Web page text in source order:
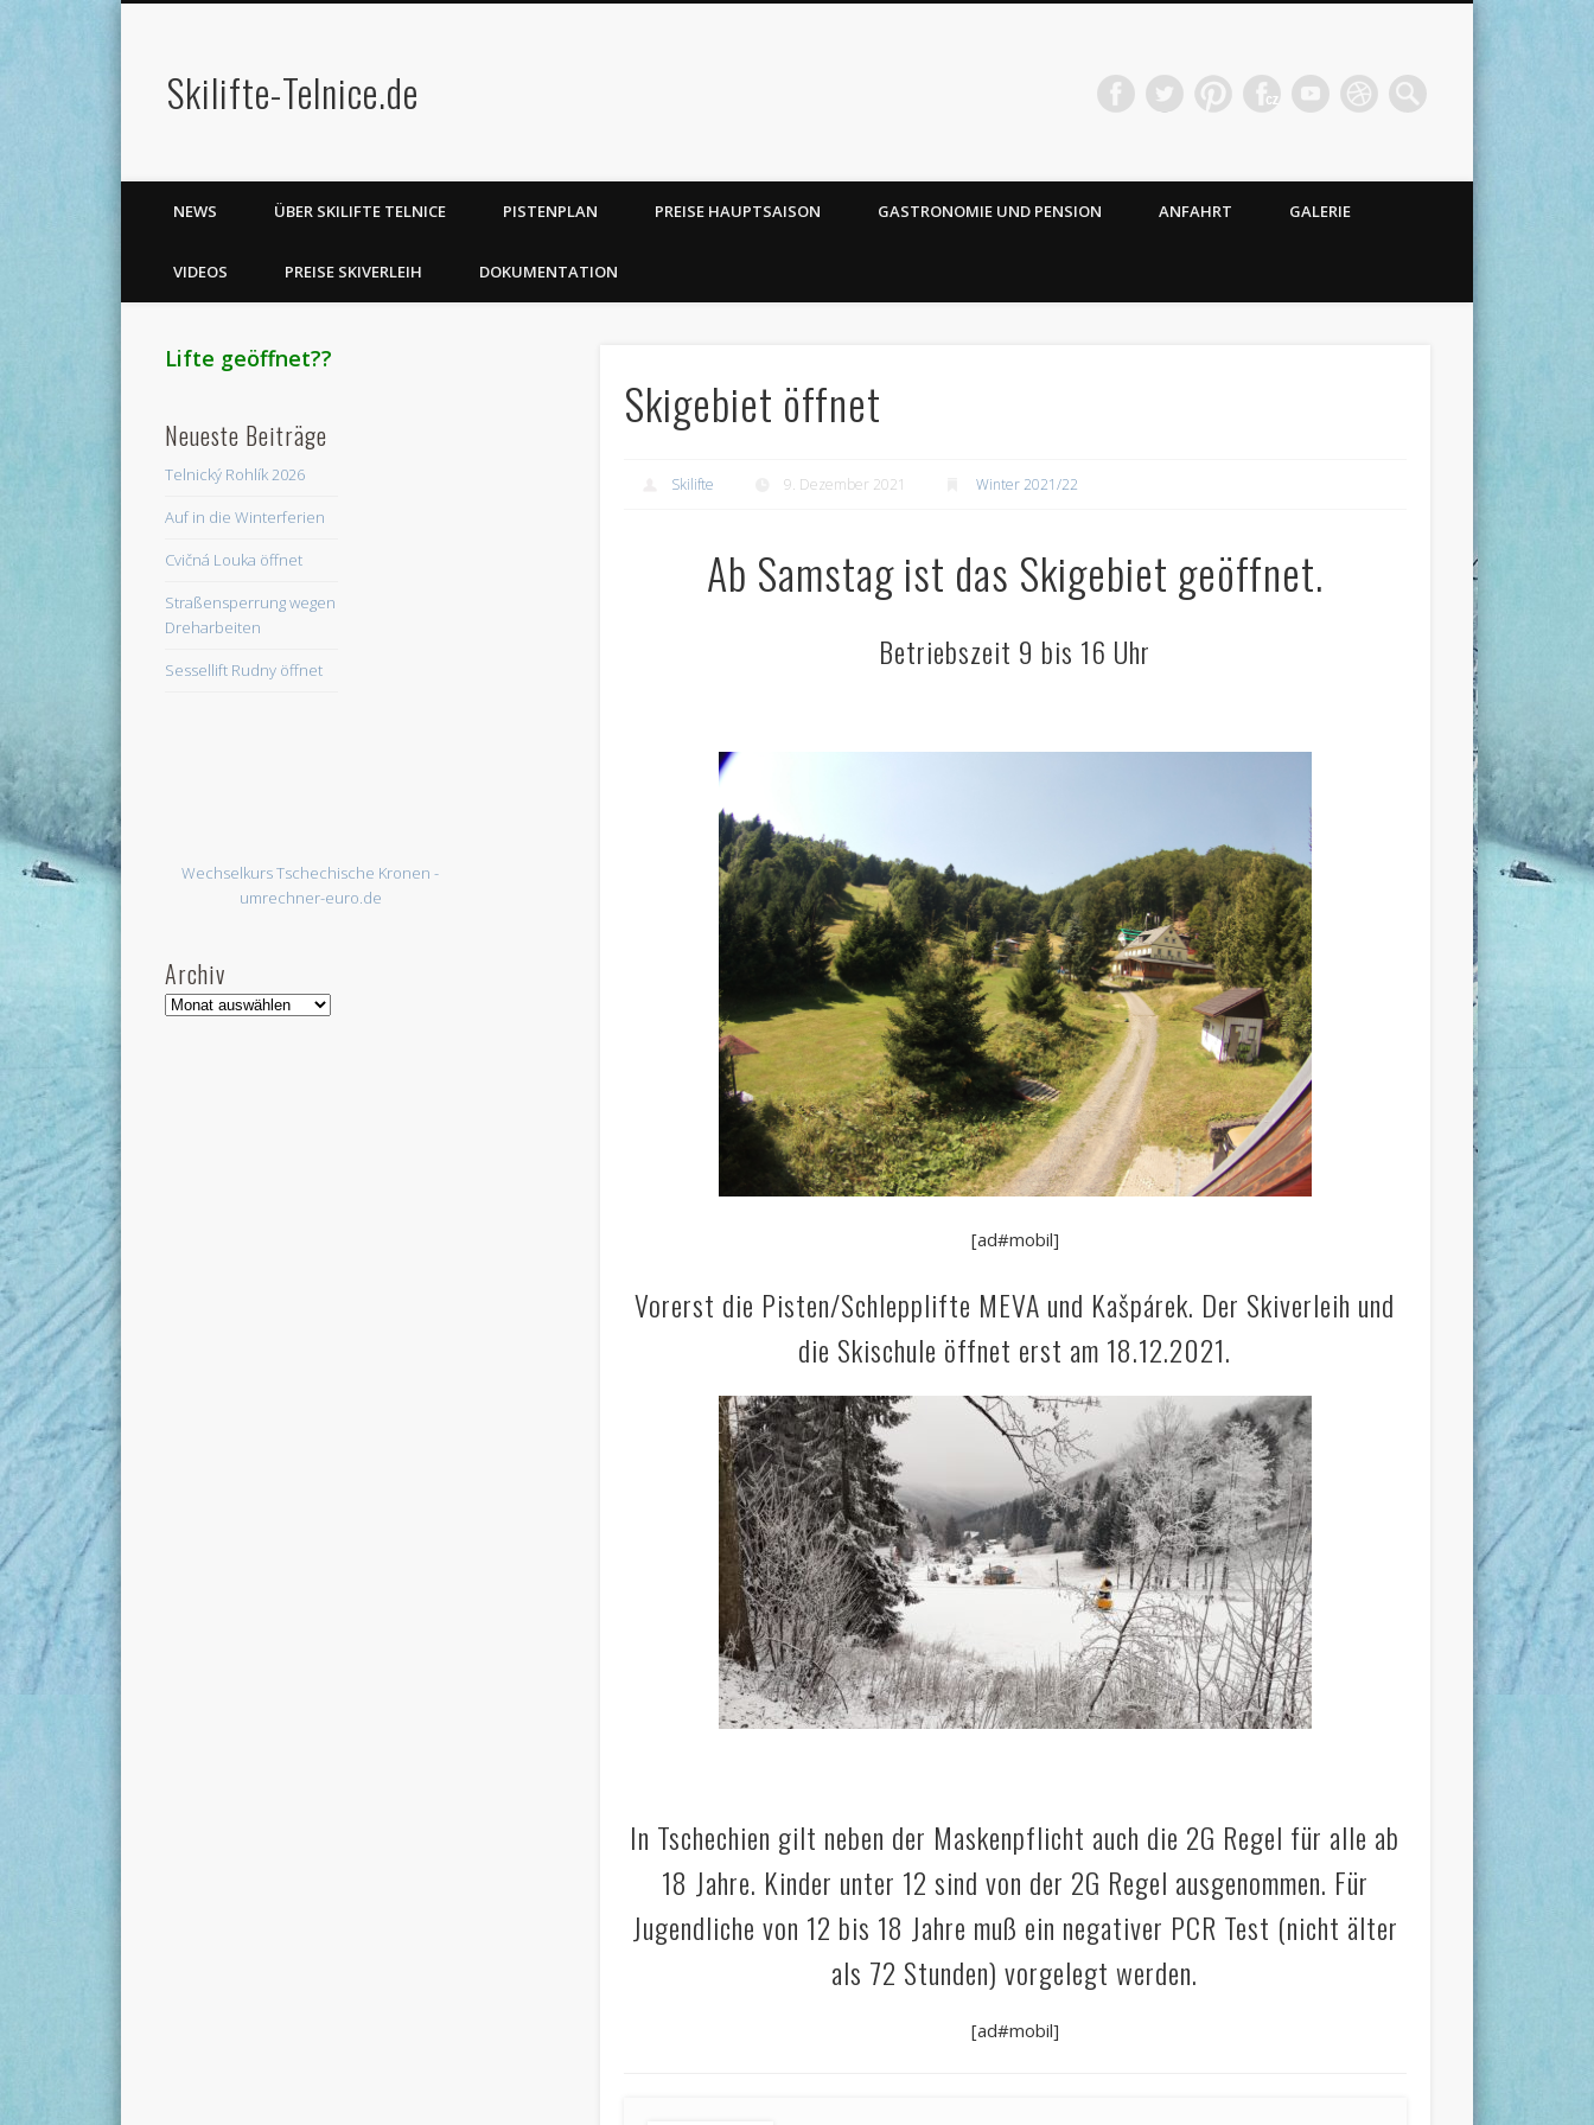
Skilifte-Telnice.de
Dribble
NEWS ÜBER SKILIFTE TELNICE PISTENPLAN PREISE HAUPTSAISON GASTRONOMIE UND PENSION ANFAHRT GALERIE
VIDEOS PREISE SKIVERLEIH DOKUMENTATION
Skigebiet öffnet
Skilifte 9. Dezember 2021 Winter 2021/22
Ab Samstag ist das Skigebiet geöffnet.
Betriebszeit 9 bis 16 Uhr
[ad#mobil]
Vorerst die Pisten/Schlepplifte MEVA und Kašpárek. Der Skiverleih und
die Skischule öffnet erst am 18.12.2021.
In Tschechien gilt neben der Maskenpflicht auch die 2G Regel für alle ab
18 Jahre. Kinder unter 12 sind von der 2G Regel ausgenommen. Für
Jugendliche von 12 bis 18 Jahre muß ein negativer PCR Test (nicht älter
als 72 Stunden) vorgelegt werden.
[ad#mobil]
Lifte geöffnet??
Neueste Beiträge
Telnický Rohlík 2026
Auf in die Winterferien
Cvičná Louka öffnet
Straßensperrung wegen
Dreharbeiten
Sessellift Rudny öffnet
Wechselkurs Tschechische Kronen -
umrechner-euro.de
Archiv
Archiv